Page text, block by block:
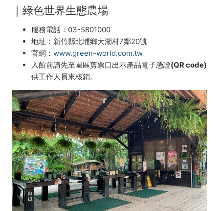
｜綠色世界生態農場
服務電話：03-5801000
地址：新竹縣北埔鄉大湖村7鄰20號
官網： www.green-world.com.tw
入館前請先至園區剪票口出示產品電子憑證(QR code)
供工作人員來核銷。